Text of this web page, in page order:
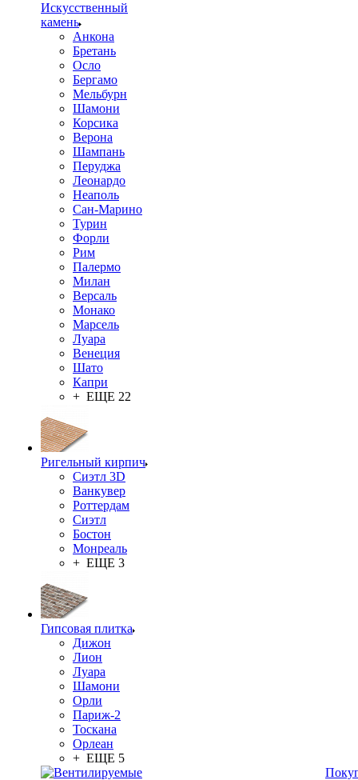
Искусственный
камень
Анкона
Бретань
Осло
Бергамо
Мельбурн
Шамони
Корсика
Верона
Шампань
Перуджа
Леонардо
Неаполь
Сан-Марино
Турин
Форли
Рим
Палермо
Милан
Версаль
Монако
Марсель
Луара
Венеция
Шато
Капри
+ ЕЩЕ 22
Ригельный кирпич
Сиэтл 3D
Ванкувер
Роттердам
Сиэтл
Бостон
Монреаль
+ ЕЩЕ 3
Гипсовая плитка
Дижон
Лион
Луара
Шамони
Орли
Париж-2
Тоскана
Орлеан
+ ЕЩЕ 5